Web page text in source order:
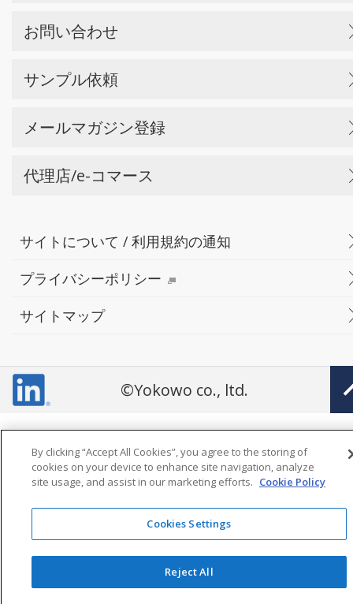
お問い合わせ
サンプル依頼
メールマガジン登録
代理店/e-コマース
サイトについて / 利用規約の通知
プライバシーポリシー
サイトマップ
©Yokowo co., ltd.
By clicking “Accept All Cookies”, you agree to the storing of
cookies on your device to enhance site navigation, analyze
site usage, and assist in our marketing efforts. Cookie Policy
Cookies Settings
Reject All